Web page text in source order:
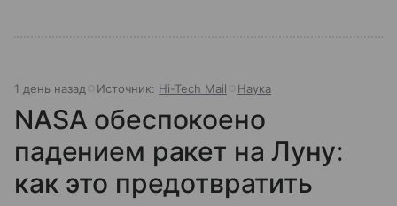
1 день назад Источник: Hi-Tech Mail Наука
NASA обеспокоено
падением ракет на Луну:
как это предотвратить